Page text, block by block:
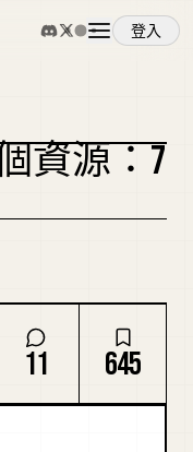
登入
複刻封面
個資源：7
11 645